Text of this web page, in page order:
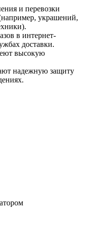
и перевозки
украшений,
в интернет-
доставки.
высокую
надежную защиту